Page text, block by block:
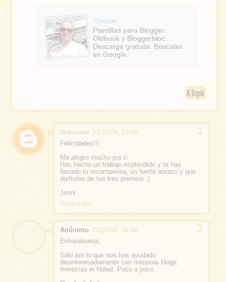
l
e
e
b
o
Oloman
Plantillas para Blogger:
Oldbook y Bloggerbloc.
Descarga gratuita. Búscalas
en Google.
X-Topic
Unknown 23/10/09, 10:09
Felicidades!!!
Me alegro mucho por ti.
Has hecho un trabajo esplendido y te has
llevado tu recompensa, un fuerte abrazo y que
disfrutes de tus tres premios ;)
Jenni
Responder
Anónimo 23/10/09, 10:48
Enhorabuena.
Sólo por lo que nos has ayudado
desinteresadamente con nuestros blogs,
merecías el Nobel. Poco a poco.